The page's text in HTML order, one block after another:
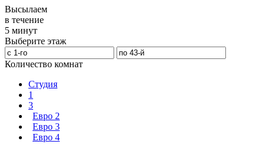
Высылаем
в течение
5 минут
Выберите этаж
Количество комнат
Студия
1
3
Евро 2
Евро 3
Евро 4